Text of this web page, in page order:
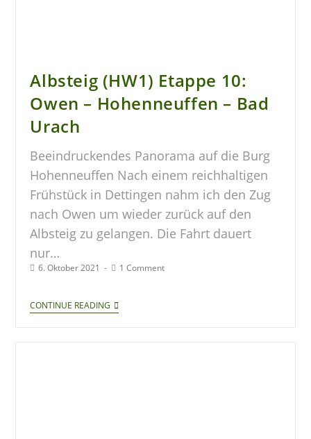
Albsteig (HW1) Etappe 10:
Owen – Hohenneuffen – Bad
Urach
Beeindruckendes Panorama auf die Burg
Hohenneuffen Nach einem reichhaltigen
Frühstück in Dettingen nahm ich den Zug
nach Owen um wieder zurück auf den
Albsteig zu gelangen. Die Fahrt dauert
nur…
6. Oktober 2021 1 Comment
CONTINUE READING